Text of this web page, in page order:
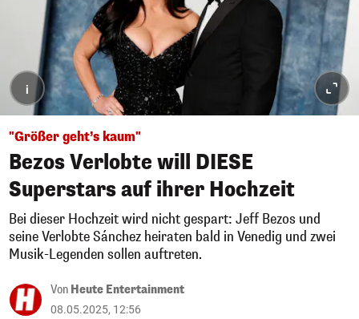
i
"Größer geht’s kaum"
Bezos Verlobte will DIESE
Superstars auf ihrer Hochzeit
Bei dieser Hochzeit wird nicht gespart: Jeff Bezos und
seine Verlobte Sánchez heiraten bald in Venedig und zwei
Musik-Legenden sollen auftreten.
Von Heute Entertainment
08.05.2025, 12:56